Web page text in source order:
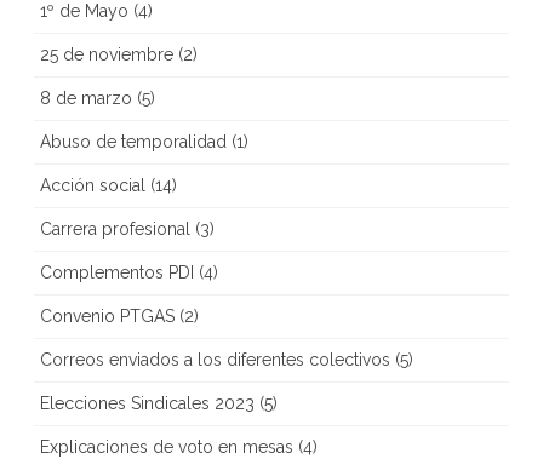
1º de Mayo (4)
25 de noviembre (2)
8 de marzo (5)
Abuso de temporalidad (1)
Acción social (14)
Carrera profesional (3)
Complementos PDI (4)
Convenio PTGAS (2)
Correos enviados a los diferentes colectivos (5)
Elecciones Sindicales 2023 (5)
Explicaciones de voto en mesas (4)